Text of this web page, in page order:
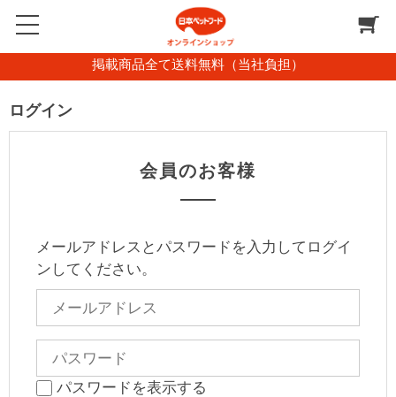
掲載商品全て送料無料（当社負担）
ログイン
会員のお客様
メールアドレスとパスワードを入力してログイ
ンしてください。
パスワードを表示する